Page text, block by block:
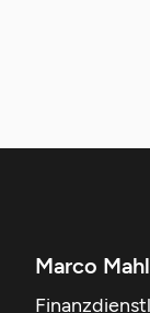
Marco